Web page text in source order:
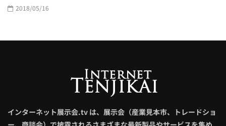
2018/05/16
インターネット展示会.tv は、展示会（産業見本市、トレードショ